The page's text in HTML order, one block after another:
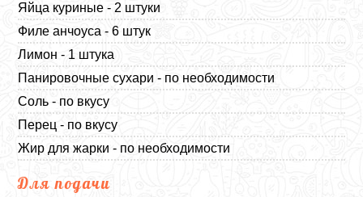
Яйца куриные - 2 штуки
Филе анчоуса - 6 штук
Лимон - 1 штука
Панировочные сухари - по необходимости
Соль - по вкусу
Перец - по вкусу
Жир для жарки - по необходимости
Для подачи